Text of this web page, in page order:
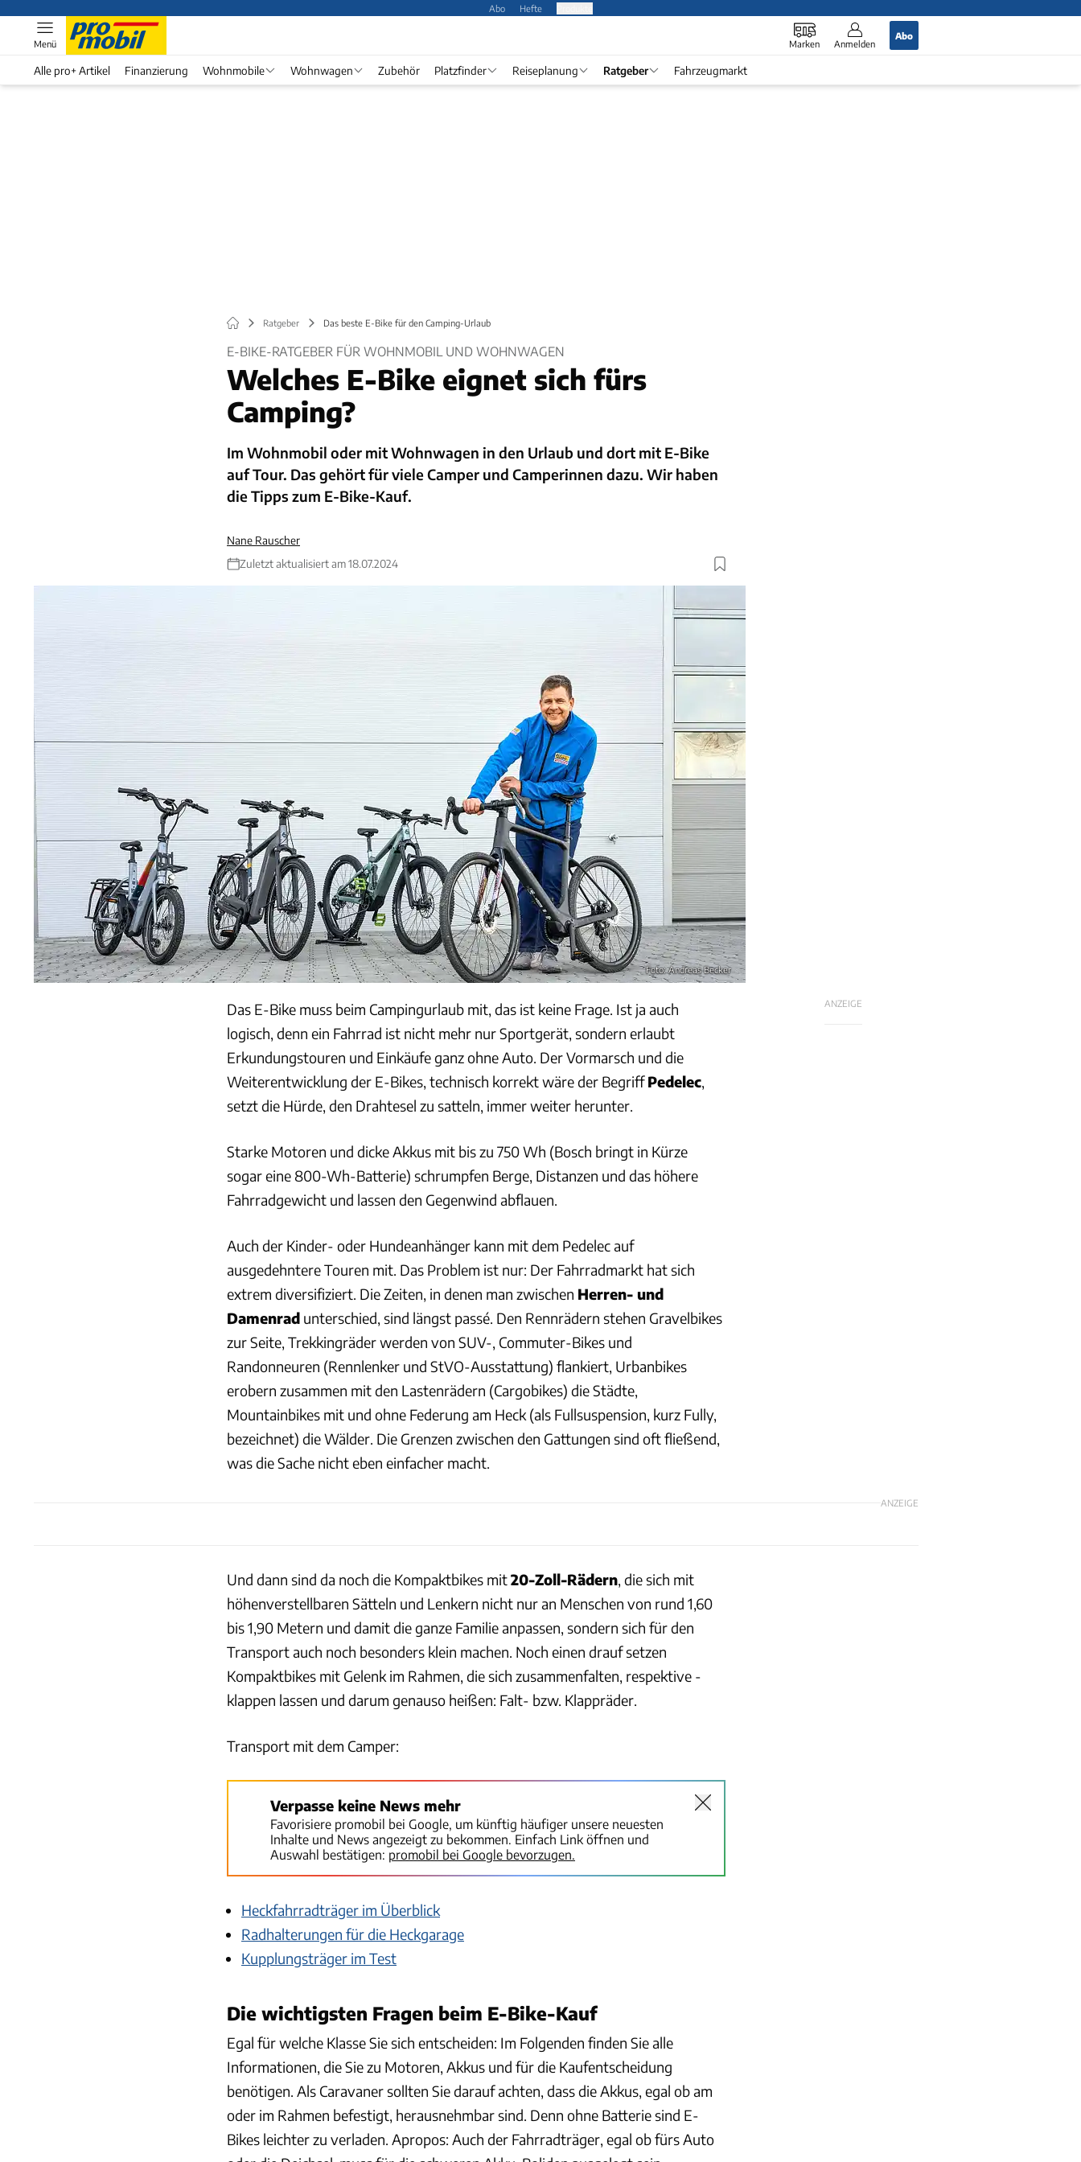
Abo Hefte
Marken Anmelden
Abo
Menü
Alle pro+ Artikel Finanzierung Wohnmobile Wohnwagen Zubehör Platzfinder Reiseplanung Ratgeber Fahrzeugmarkt
Ratgeber Das beste E-Bike für den Camping-Urlaub
E-BIKE-RATGEBER FÜR WOHNMOBIL UND WOHNWAGEN
Welches E-Bike eignet sich fürs
Camping?
Im Wohnmobil oder mit Wohnwagen in den Urlaub und dort mit E-Bike
auf Tour. Das gehört für viele Camper und Camperinnen dazu. Wir haben
die Tipps zum E-Bike-Kauf.
Nane Rauscher
Zuletzt aktualisiert am 18.07.2024
Foto: Andreas Becker
ANZEIGE
Das E-Bike muss beim Campingurlaub mit, das ist keine Frage. Ist ja auch
logisch, denn ein Fahrrad ist nicht mehr nur Sportgerät, sondern erlaubt
Erkundungstouren und Einkäufe ganz ohne Auto. Der Vormarsch und die
Weiterentwicklung der E-Bikes, technisch korrekt wäre der BegriffPedelec
setzt die Hürde, den Drahtesel zu satteln, immer weiter herunter.
Starke Motoren und dicke Akkus mit bis zu 750 Wh (Bosch bringt in Kürze
sogar eine 800-Wh-Batterie) schrumpfen Berge, Distanzen und das höhere
Fahrradgewicht und lassen den Gegenwind abflauen.
Auch der Kinder- oder Hundeanhänger kann mit dem Pedelec auf
ausgedehntere Touren mit. Das Problem ist nur: Der Fahrradmarkt hat sich
extrem diversifiziert. Die Zeiten, in denen man zwischen Herren- und
Damenrad unterschied, sind längst passé. Den Rennrädern stehen Gravelbikes
zur Seite, Trekkingräder werden von SUV-, Commuter-Bikes und
Randonneuren (Rennlenker und StVO-Ausstattung) flankiert, Urbanbikes
erobern zusammen mit den Lastenrädern (Cargobikes) die Städte,
Mountainbikes mit und ohne Federung am Heck (als Fullsuspension, kurz Fully,
bezeichnet) die Wälder. Die Grenzen zwischen den Gattungen sind oft fließend,
was die Sache nicht eben einfacher macht.
ANZEIGE
Und dann sind da noch die Kompaktbikes mit20-Zoll-Rädern , die sich mit
höhenverstellbaren Sätteln und Lenkern nicht nur an Menschen von rund 1,60
bis 1,90 Metern und damit die ganze Familie anpassen, sondern sich für den
Transport auch noch besonders klein machen. Noch einen drauf setzen
Kompaktbikes mit Gelenk im Rahmen, die sich zusammenfalten, respektive -
klappen lassen und darum genauso heißen: Falt- bzw. Klappräder.
Transport mit dem Camper:
Verpasse keine News mehr
Favorisiere promobil bei Google, um künftig häufiger unsere neuesten
Inhalte und News angezeigt zu bekommen. Einfach Link öffnen und
Auswahl bestätigen: promobil bei Google bevorzugen.
Heckfahrradträger im Überblick
Radhalterungen für die Heckgarage
Kupplungsträger im Test
Die wichtigsten Fragen beim E-Bike-Kauf
Egal für welche Klasse Sie sich entscheiden: Im Folgenden finden Sie alle
Informationen, die Sie zu Motoren, Akkus und für die Kaufentscheidung
benötigen. Als Caravaner sollten Sie darauf achten, dass die Akkus, egal ob am
oder im Rahmen befestigt, herausnehmbar sind. Denn ohne Batterie sind E-
Bikes leichter zu verladen. Apropos: Auch der Fahrradträger, egal ob fürs Auto